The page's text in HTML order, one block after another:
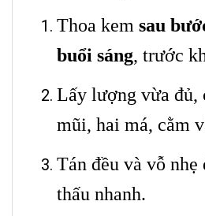
Thoa kem sau
buổi sáng, trước
Lấy lượng vừa đủ,
mũi, hai má, cằm
Tán đều và vỗ nhẹ
thấu nhanh.